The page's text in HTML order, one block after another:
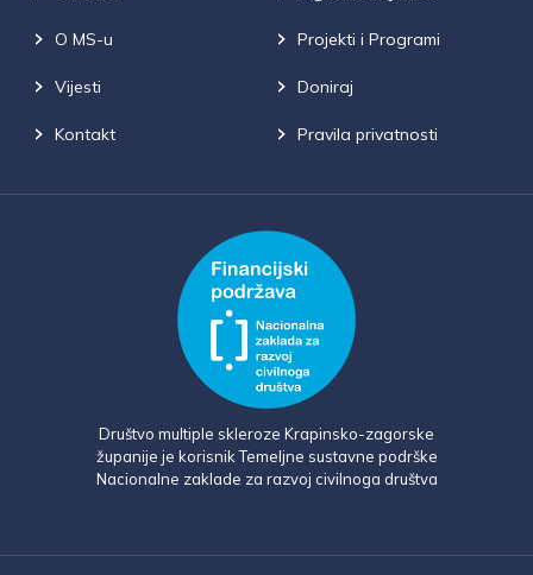
Društvo multiple skleroze Krapinsko-zagorske
županije je korisnik Temeljne sustavne podrške
Nacionalne zaklade za razvoj civilnoga društva
O MS-u
Vijesti
Kontakt
Projekti i Programi
Doniraj
Pravila privatnosti